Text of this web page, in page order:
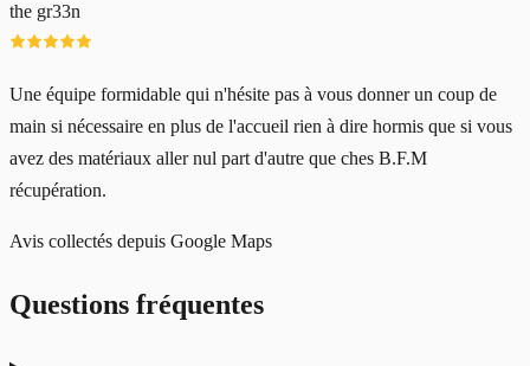
the gr33n
Une équipe formidable qui n'hésite pas à vous donner un coup de
main si nécessaire en plus de l'accueil rien à dire hormis que si vous
avez des matériaux aller nul part d'autre que ches B.F.M
récupération.
Avis collectés depuis Google Maps
Questions fréquentes